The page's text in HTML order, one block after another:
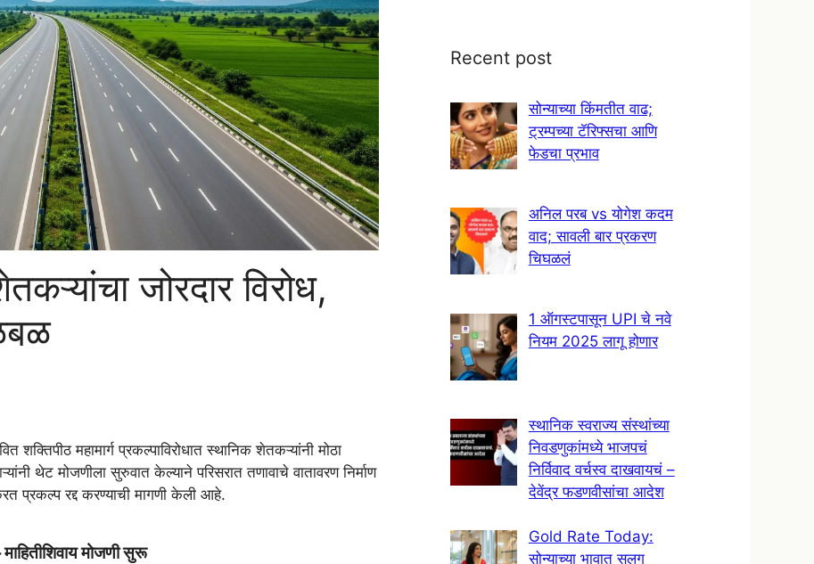
जोरदार विरोध,
शक्तिपीठ महामार्ग प्रकल्पाविरोधात स्थानिक शेतकऱ्यांनी मोठा
थेट मोजणीला सुरुवात केल्याने परिसरात तणावाचे वातावरण निर्माण
प्रकल्प रद्द करण्याची मागणी केली आहे.
माहितीशिवाय मोजणी सुरू
Recent post
सोन्याच्या किंमतीत वाढ;
ट्रम्पच्या टॅरिफ्सचा आणि
फेडचा प्रभाव
अनिल परब vs योगेश कदम
वाद; सावली बार प्रकरण
चिघळलं
1 ऑगस्टपासून UPI चे नवे
नियम 2025 लागू होणार
स्थानिक स्वराज्य संस्थांच्या
निवडणुकांमध्ये भाजपचं
निर्विवाद वर्चस्व दाखवायचं –
देवेंद्र फडणवीसांचा आदेश
Gold Rate Today:
सोन्याच्या भावात सलग